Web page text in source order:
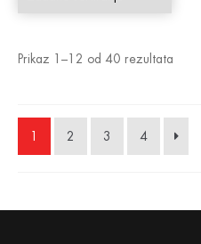
Prikaz 1–12 od 40 rezultata
1 2 3 4